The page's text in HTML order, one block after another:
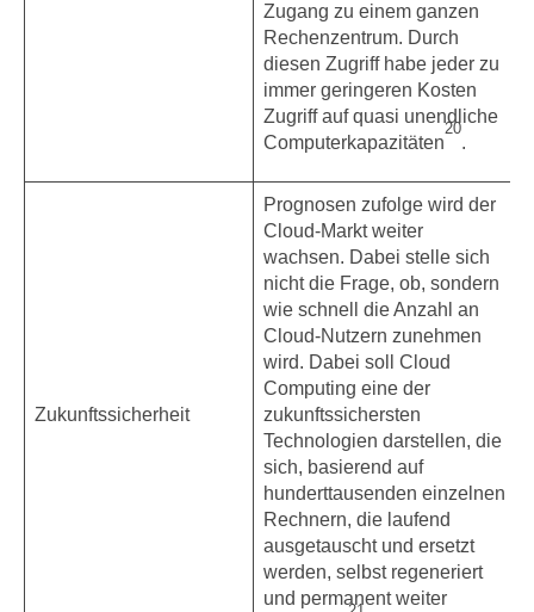
Zugang zu einem ganzen
Rechenzentrum. Durch
diesen Zugriff habe jeder zu
immer geringeren Kosten
Zugriff auf quasi unendliche
Computerkapazitäten
20
.
Zukunftssicherheit
Prognosen zufolge wird der
Cloud-Markt weiter
wachsen. Dabei stelle sich
nicht die Frage, ob, sondern
wie schnell die Anzahl an
Cloud-Nutzern zunehmen
wird. Dabei soll Cloud
Computing eine der
zukunftssichersten
Technologien darstellen, die
sich, basierend auf
hunderttausenden einzelnen
Rechnern, die laufend
ausgetauscht und ersetzt
werden, selbst regeneriert
und permanent weiter